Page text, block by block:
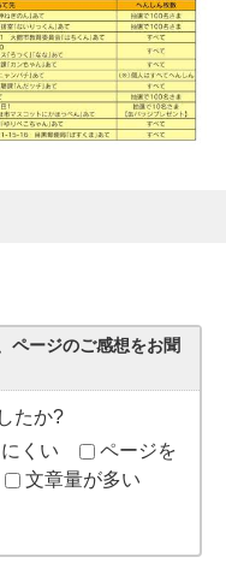
ページのご感想をお聞
たか?
くい
ページを
文章量が多い